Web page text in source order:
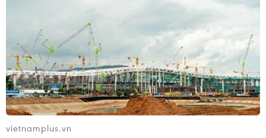
vietnamplus.vn